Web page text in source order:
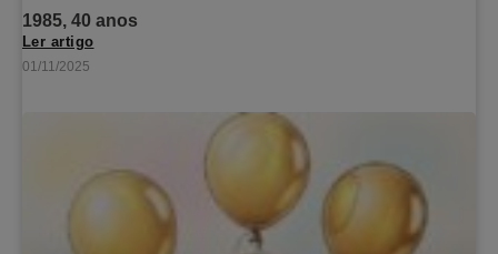
1985, 40 anos
Ler artigo
01/11/2025